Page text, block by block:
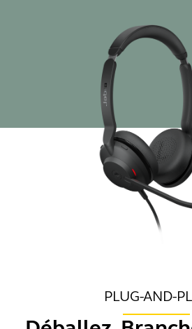
PLUG-AND-